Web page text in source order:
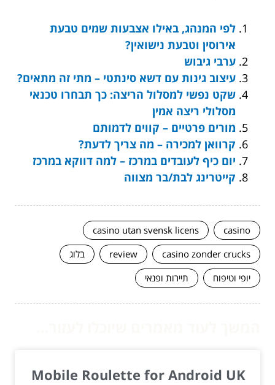
לפי המנהג, באילו אצבעות שמים טבעת
אירוסין וטבעת נישואין?
ערבי גיבוש
עיצוב גינות עם דשא סינתטי – מתי זה מתאים?
שקט נפשי למסלול הריצה: כך תבחרו טכנאי
מסלולי ריצה אמין
מורים פרטיים – קווים לדמותם
קרוואן למכירה – מה צריך לדעת?
יום כיף לעובדים במרכז – למה דווקא במרכז
קייטרינג לבת/בר מצווה
casino
casino utan svensk licens
casino zonder crucks
review
בלוג
יופי וטיפוח
תיירות ופנאי
Mobile Roulette for Android UK